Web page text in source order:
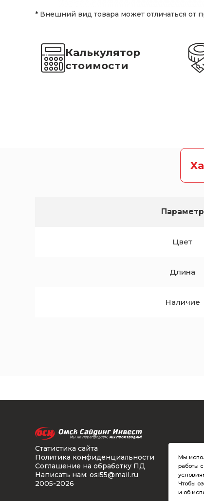
* Внешний вид товара может отличаться от
Калькулятор
стоимости
Параметр
Цвет
Длина
Наличие
Статистика сайта
Политика конфиденциальности
Соглашение на обработку ПД
Написать нам: osi55@mail.ru
2005-2026
Мы
работы
Чтобы
и об